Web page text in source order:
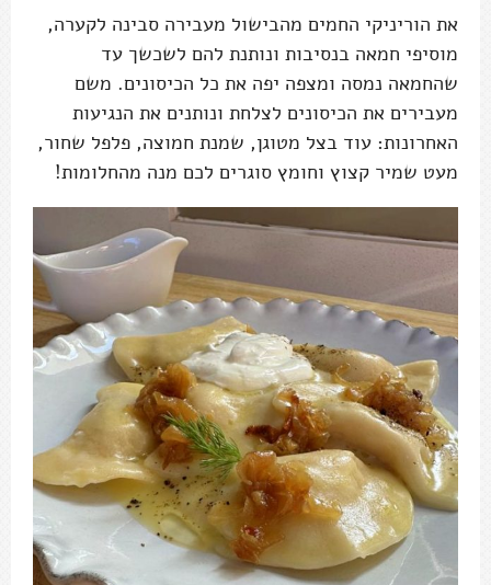
את הוריניקי החמים מהבישול מעבירה סבינה לקערה,
מוסיפי חמאה בנסיבות ונותנת להם לשכשך עד
שהחמאה נמסה ומצפה יפה את כל הכיסונים. משם
מעבירים את הכיסונים לצלחת ונותנים את הנגיעות
האחרונות: עוד בצל מטוגן, שמנת חמוצה, פלפל שחור,
מעט שמיר קצוץ וחומץ סוגרים לכם מנה מהחלומות!